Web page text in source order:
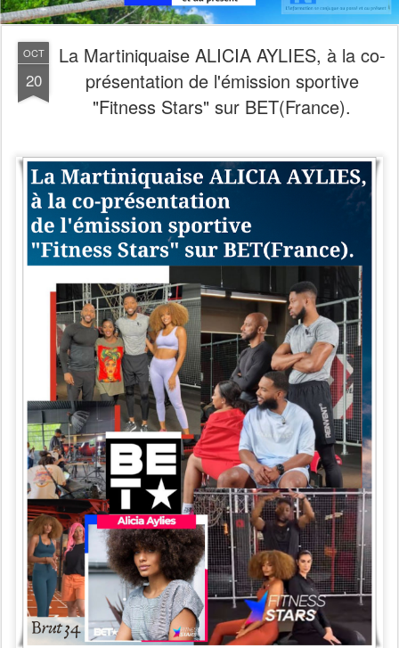
OCT
20
La Martiniquaise ALICIA AYLIES, à la co-
présentation de l'émission sportive
"Fitness Stars" sur BET(France).